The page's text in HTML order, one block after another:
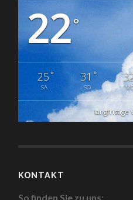
22°
25°
SA
31 °
SO
langfristige
KONTAKT
So finden Sie zu uns: